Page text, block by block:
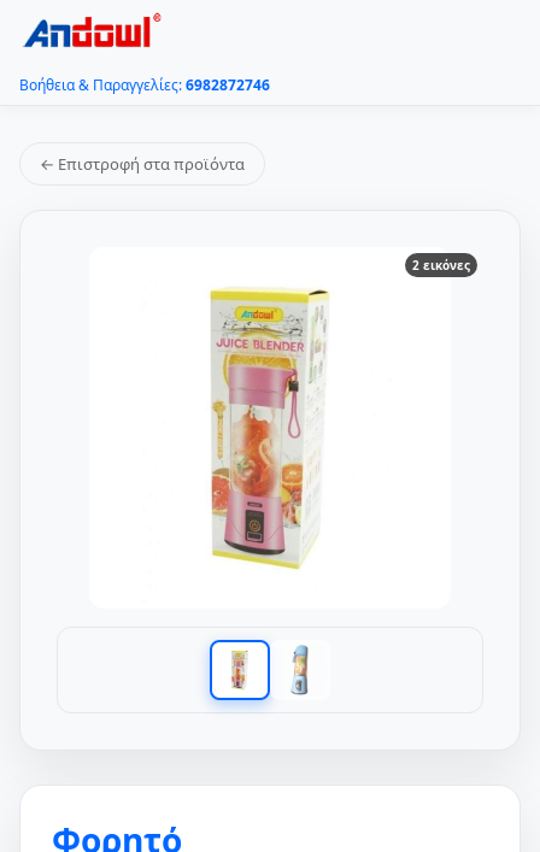
Βοήθεια & Παραγγελίες:6982872746
← Επιστροφή στα προϊόντα
2 εικόνες
Φορητό